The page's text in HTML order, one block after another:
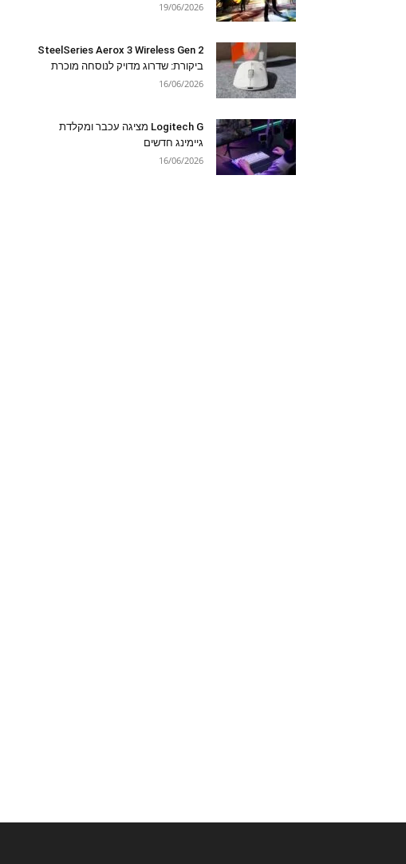
19/06/2026
SteelSeries Aerox 3 Wireless Gen 2
ביקורת: שדרוג מדויק לנוסחה מוכרת
16/06/2026
Logitech G מציגה עכבר ומקלדת
גיימינג חדשים
16/06/2026